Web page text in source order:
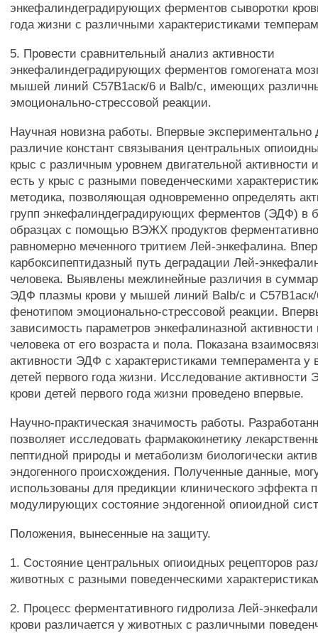
энкефалиндеградирующих ферментов сыворотки
года жизни с различными характеристиками
5. Провести сравнительный анализ активности
энкефалиндеградирующих ферментов гомогената
мышей линий С57В1аск/6 и Balb/c, имеющих
эмоционально-стрессовой реакции.
Научная новизна работы. Впервые экспериментально
различие констант связывания центральных
крыс с различным уровнем двигательной активности
есть у крыс с разными поведенческими
методика, позволяющая одновременно определять
групп энкефалиндеградирующих ферментов (ЭДФ) в
образцах с помощью ВЭЖХ продуктов
равномерно меченного тритием Лей-энкефалина.
карбоксипептидазный путь деградации Лей-
человека. Выявлены межлинейные различия в
ЭДФ плазмы крови у мышей линий Balb/c и
фенотипом эмоционально-стрессовой реакции.
зависимость параметров энкефалиназной
человека от его возраста и пола. Показана
активности ЭДФ с характеристиками темперамента у
детей первого года жизни. Исследование активности
крови детей первого года жизни проведено впервые.
Научно-практическая значимость работы.
позволяет исследовать фармакокинетику
пептидной природы и метаболизм биологически
эндогенного происхождения. Полученные данные,
использованы для предикции клинического эффекта
модулирующих состояние эндогенной опиоидной
Положения, вынесенные на защиту.
1. Состояние центральных опиоидных рецепторов
животных с разными поведенческими
2. Процесс ферментативного гидролиза Лей-
крови различается у животных с различными